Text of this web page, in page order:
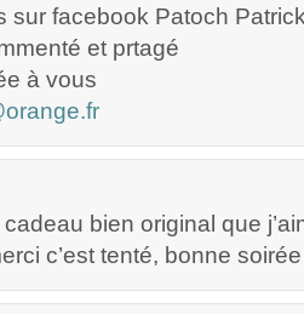
sur facebook Patoch
et prtagé
à vous
cadeau bien original que
c’est tenté, bonne soirée